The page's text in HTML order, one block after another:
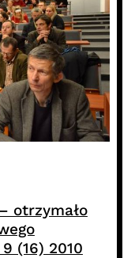
otrzymało
(16) 2010